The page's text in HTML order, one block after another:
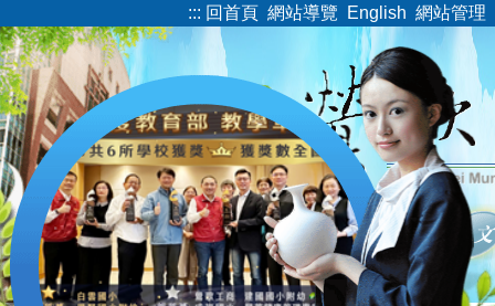
到
主
要
內
容
區
::: 回首頁 網站導覽 English 網站管理